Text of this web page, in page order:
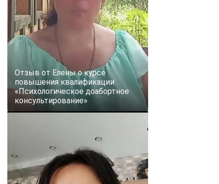
Отзыв от Елены о курсе
повышения квалификации
«Психологическое доабортное
консультирование»